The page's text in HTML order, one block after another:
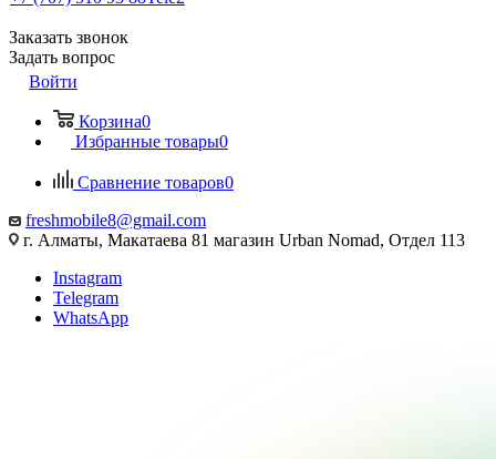
Заказать звонок
Задать вопрос
Войти
Корзина0
Избранные товары0
Сравнение товаров0
freshmobile8@gmail.com
г. Алматы, Макатаева 81 магазин Urban Nomad, Отдел 113
Instagram
Telegram
WhatsApp